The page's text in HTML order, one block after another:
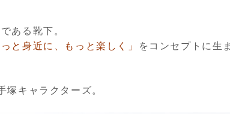
ある靴下。
っと身近に、もっと楽しく」
をコンセプトに生
塚キャラクターズ。